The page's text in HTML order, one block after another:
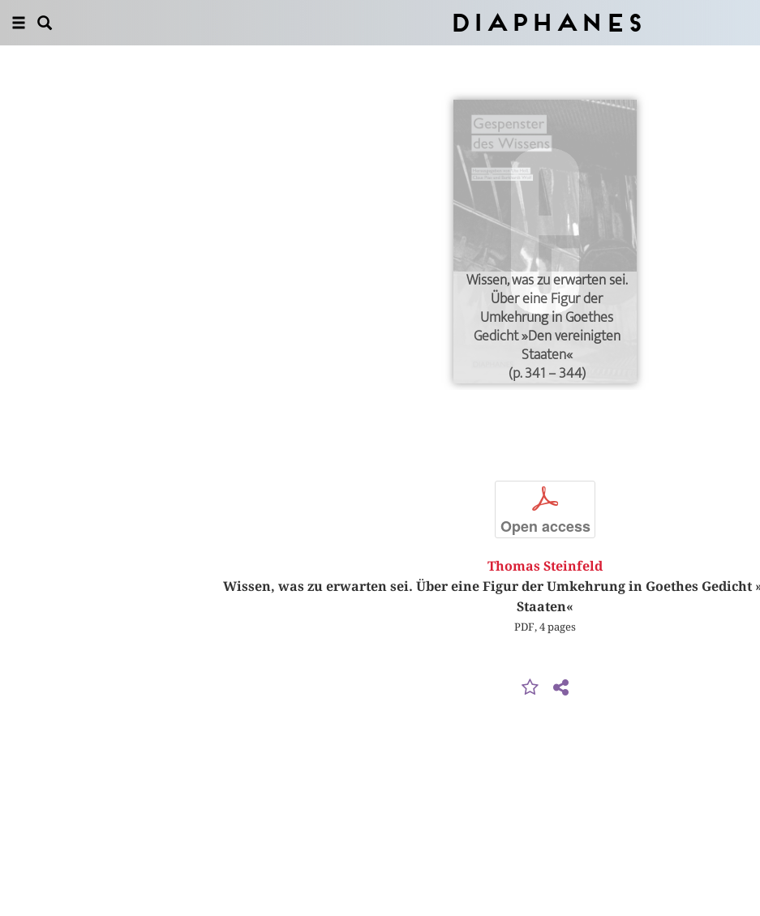
Diaphanes
Wissen, was zu erwarten sei.
Über eine Figur der
Umkehrung in Goethes
Gedicht »Den vereinigten
Staaten«
(p. 341 – 344)
p
Open access
Thomas Steinfeld
Wissen, was zu erwarten sei. Über eine Figur der Umkehrung in Goethes Gedicht
Staaten«
PDF, 4 pages